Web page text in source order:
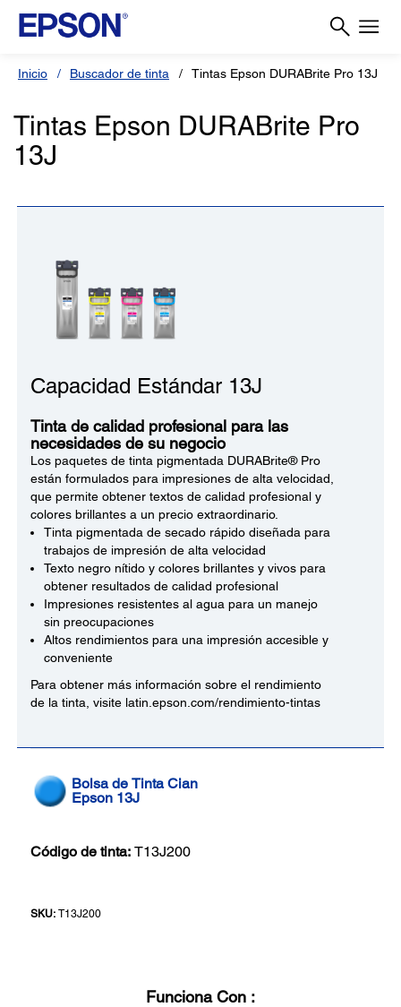
Inicio Buscador de tinta Tintas Epson DURABrite Pro 13J
Tintas Epson DURABrite Pro
13J
Capacidad Estándar 13J
Tinta de calidad profesional para las
necesidades de su negocio
Los paquetes de tinta pigmentada DURABrite® Pro
están formulados para impresiones de alta velocidad,
que permite obtener textos de calidad profesional y
colores brillantes a un precio extraordinario.
Tinta pigmentada de secado rápido diseñada para
trabajos de impresión de alta velocidad
Texto negro nítido y colores brillantes y vivos para
obtener resultados de calidad profesional
Impresiones resistentes al agua para un manejo
sin preocupaciones
Altos rendimientos para una impresión accesible y
conveniente
Para obtener más información sobre el rendimiento
de la tinta, visite latin.epson.com/rendimiento-tintas
Bolsa de Tinta Cian
Epson 13J
Código de tinta: T13J200
SKU: T13J200
Funciona Con :